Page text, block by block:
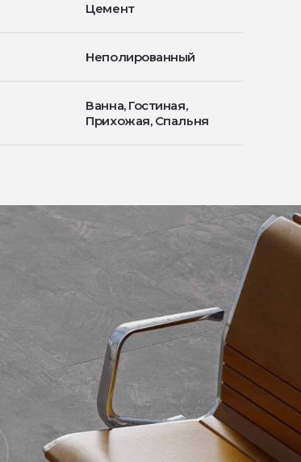
Цемент
Неполированный
Ванна, Гостиная,
Прихожая, Спальня